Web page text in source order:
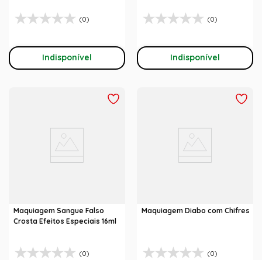
(0)
Indisponível
(0)
Indisponível
Maquiagem Sangue Falso
Crosta Efeitos Especiais 16ml
(0)
Maquiagem Diabo com Chifres
(0)